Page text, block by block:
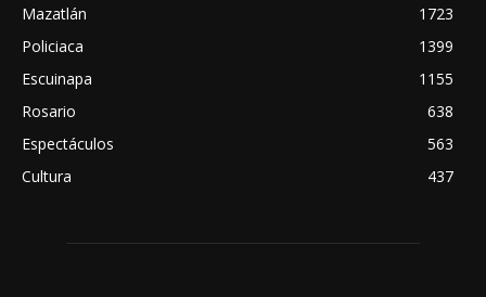
Mazatlán
1723
Policiaca
1399
Escuinapa
1155
Rosario
638
Espectáculos
563
Cultura
437